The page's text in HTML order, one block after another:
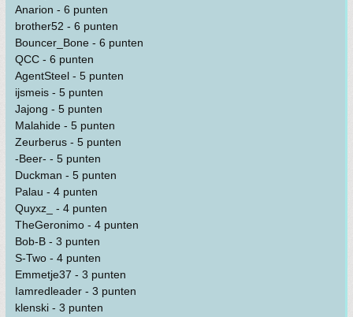
Anarion - 6 punten
brother52 - 6 punten
Bouncer_Bone - 6 punten
QCC - 6 punten
AgentSteel - 5 punten
ijsmeis - 5 punten
Jajong - 5 punten
Malahide - 5 punten
Zeurberus - 5 punten
-Beer- - 5 punten
Duckman - 5 punten
Palau - 4 punten
Quyxz_ - 4 punten
TheGeronimo - 4 punten
Bob-B - 3 punten
S-Two - 4 punten
Emmetje37 - 3 punten
Iamredleader - 3 punten
klenski - 3 punten